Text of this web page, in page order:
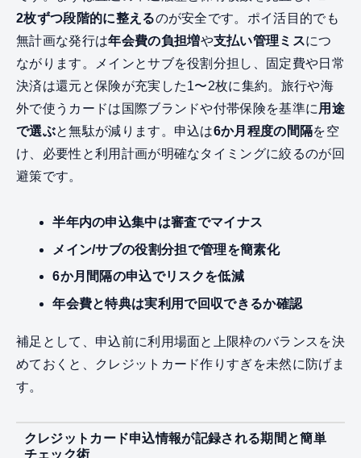
2枚ずつ段階的に整えるのが安全です。ポイ活目的でも
無計画な発行は年会費の負担増や支払い管理ミスにつ
ながります。メインとサブを役割分担し、固定費や日常
決済は還元と保険が充実した1〜2枚に集約。旅行や海
外で使うカードは国際ブランドや付帯保険を基準に 用途
で選ぶと無駄が減ります。申込は6か月程度の間隔を空
け、必要性と利用計画が明確なタイミングに絞るのが回
避策です。
半年内の申込集中は審査でマイナス
メイン/サブの役割分担で管理を簡素化
6か月間隔の申込でリスクを低減
年会費と特典は実利用で回収できるか確認
補足として、申込前に利用場面と上限枠のバランスを決
めておくと、クレジットカード作りすぎを未然に防げま
す。
クレジットカード申込情報が記録される期間と簡単
チェック術